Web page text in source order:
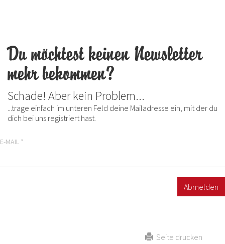
Du möchtest keinen Newsletter
mehr bekommen?
Schade! Aber kein Problem...
...trage einfach im unteren Feld deine Mailadresse ein, mit der du
dich bei uns registriert hast.
E-MAIL *
Seite drucken